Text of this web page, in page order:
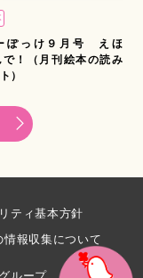
ぽっけ９月号 えほ
で！（月刊絵本の読み
）
ティ基本方針
情報収集について